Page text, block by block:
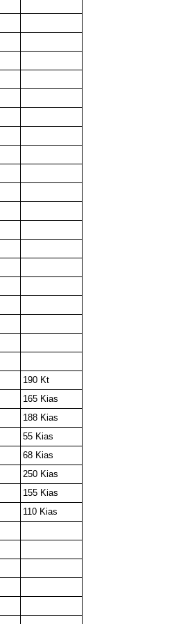
190 Kt
165 Kias
188 Kias
55 Kias
68 Kias
250 Kias
155 Kias
110 Kias